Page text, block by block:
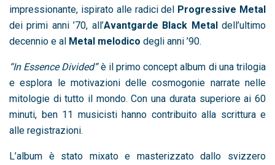
impressionante, ispirato alle radici del Progressive Metal
dei primi anni ’70, all’Avantgarde Black Metaldell’ultimo
decennio e al Metal melodico degli anni ’90.
“In Essence Divided”è il primo concept album di una trilogia
e esplora le motivazioni delle cosmogonie narrate nelle
mitologie di tutto il mondo. Con una durata superiore ai 60
minuti, ben 11 musicisti hanno contribuito alla scrittura e
alle registrazioni.
L’album è stato mixato e masterizzato dallo svizzero